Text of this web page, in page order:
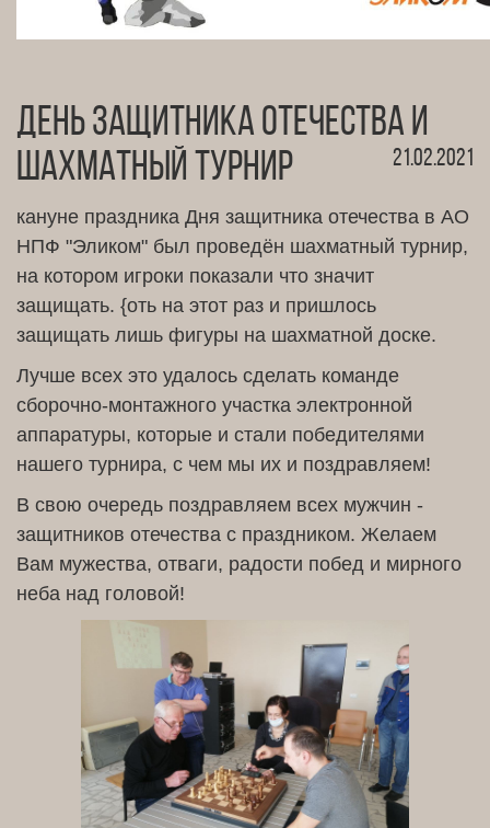
День защитника отечества и
шахматный турнир
21.02.2021
кануне праздника Дня защитника отечества в АО
НПФ "Эликом" был проведён шахматный турнир,
на котором игроки показали что значит
защищать. {оть на этот раз и пришлось
защищать лишь фигуры на шахматной доске.
Лучше всех это удалось сделать команде
сборочно-монтажного участка электронной
аппаратуры, которые и стали победителями
нашего турнира, с чем мы их и поздравляем!
В свою очередь поздравляем всех мужчин -
защитников отечества с праздником. Желаем
Вам мужества, отваги, радости побед и мирного
неба над головой!